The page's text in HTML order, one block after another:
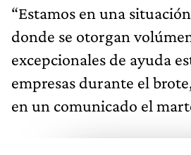
“Estamos en una
donde se otorgan
excepcionales de ayuda
empresas durante el
en un comunicado el